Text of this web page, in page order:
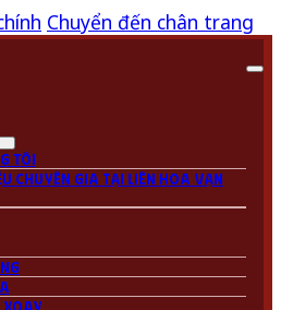
Chuyển đến chân trang
tôi
chuyên gia tại Liên Hoa Vạn
Xoay